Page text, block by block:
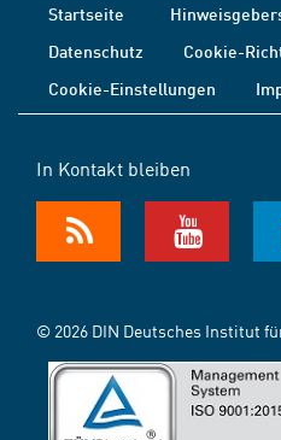
Startseite
Datenschutz
Cookie-
Cookie-Einstellungen
In Kontakt bleiben
© 2026 DIN Deutsches Institut